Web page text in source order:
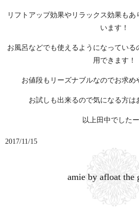
リフトアップ効果やリラックス効果も
います！
お風呂などでも使えるようになっている
用できます！
お値段もリーズナブルなのでお求め
お試しも出来るので気になる方は
以上田中でしたー
2017/11/15
amie by afloat the